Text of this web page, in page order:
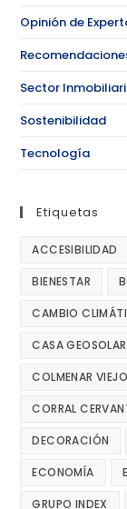
Opinión de
Sector
Sostenibilidad
Tecnología
Etiquetas
ACCESIBILIDAD
BIENESTAR
CAMBIO
CASA GEOSOLAR
COLMENAR VIEJO
CORRAL
DECORACIÓN
ECONOMÍA
GRUPO INDEX